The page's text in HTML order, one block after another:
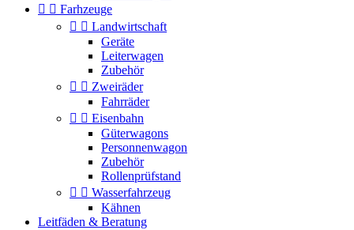
  Farhzeuge
  Landwirtschaft
Geräte
Leiterwagen
Zubehör
  Zweiräder
Fahrräder
  Eisenbahn
Güterwagons
Personnenwagon
Zubehör
Rollenprüfstand
  Wasserfahrzeug
Kähnen
Leitfäden & Beratung